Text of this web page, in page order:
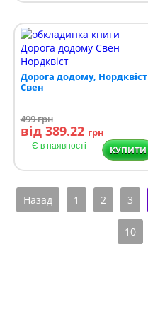
Дорога додому, Нордквіст
Свен
499грн
від 389.22 грн
Є в наявності КУПИТИ
Назад 1 2 3
10